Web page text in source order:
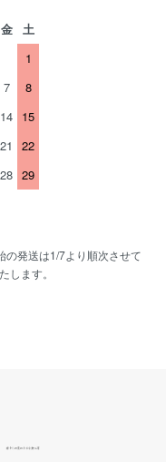
金
土
1
7
8
14 15
21
22
28 29
の発送は1/7より順次させて
します。